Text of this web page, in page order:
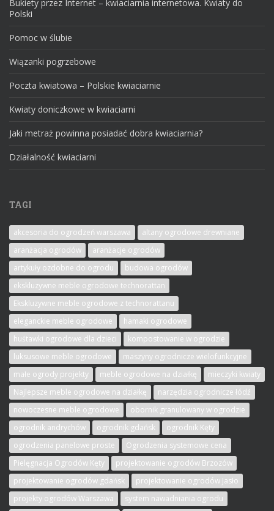
Bukiety przez Internet – kwiaciarnia internetowa. Kwiaty do
Polski
Pomoc w ślubie
Wiązanki pogrzebowe
Poczta kwiatowa – Polskie kwiaciarnie
Kwiaty doniczkowe w kwiaciarni
Jaki metraż powinna posiadać dobra kwiaciarnia?
Działalność kwiaciarni
TAGI
akcesoria do ogrodzeń warszawa
altany ogrodowe drewniane
aranżacja ogrodów
aranżacje ogrodów
artykuły ozdobne do ogrodu
budowa ogrodów
ekskluzywne meble ogrodowe technorattan
Ekskluzywne meble ogrodowe z technorattanu
eleganckie meble ogrodowe
hamaki ogrodowe
huśtawki ogrodowe dla dzieci
kompostowanie w ogrodzie
luksusowe meble ogrodowe
maszyny ogrodnicze wielofunkcyjne
małe ogrody projekty
meble ogrodowe na działkę
mieczyki kwiaty
Najlepsze meble ogrodowe na działkę
narzędzia ogrodnicze łódź
nowoczesne meble ogrodowe
obornik granulowany w ogrodzie
ogrodnik andrychów
ogrodnik gdańsk
ogrodnik Kęty
ogrodzenia panelowe proste
Ogrodzenia systemowe cena
Pielęgnacja Ogrodów Kęty
projektowanie ogrodów Brzozów
projektowanie ogrodów gdańsk
projektowanie ogrodów Jasło
projekty ogrodów Warszawa
system nawadniania ogrodu